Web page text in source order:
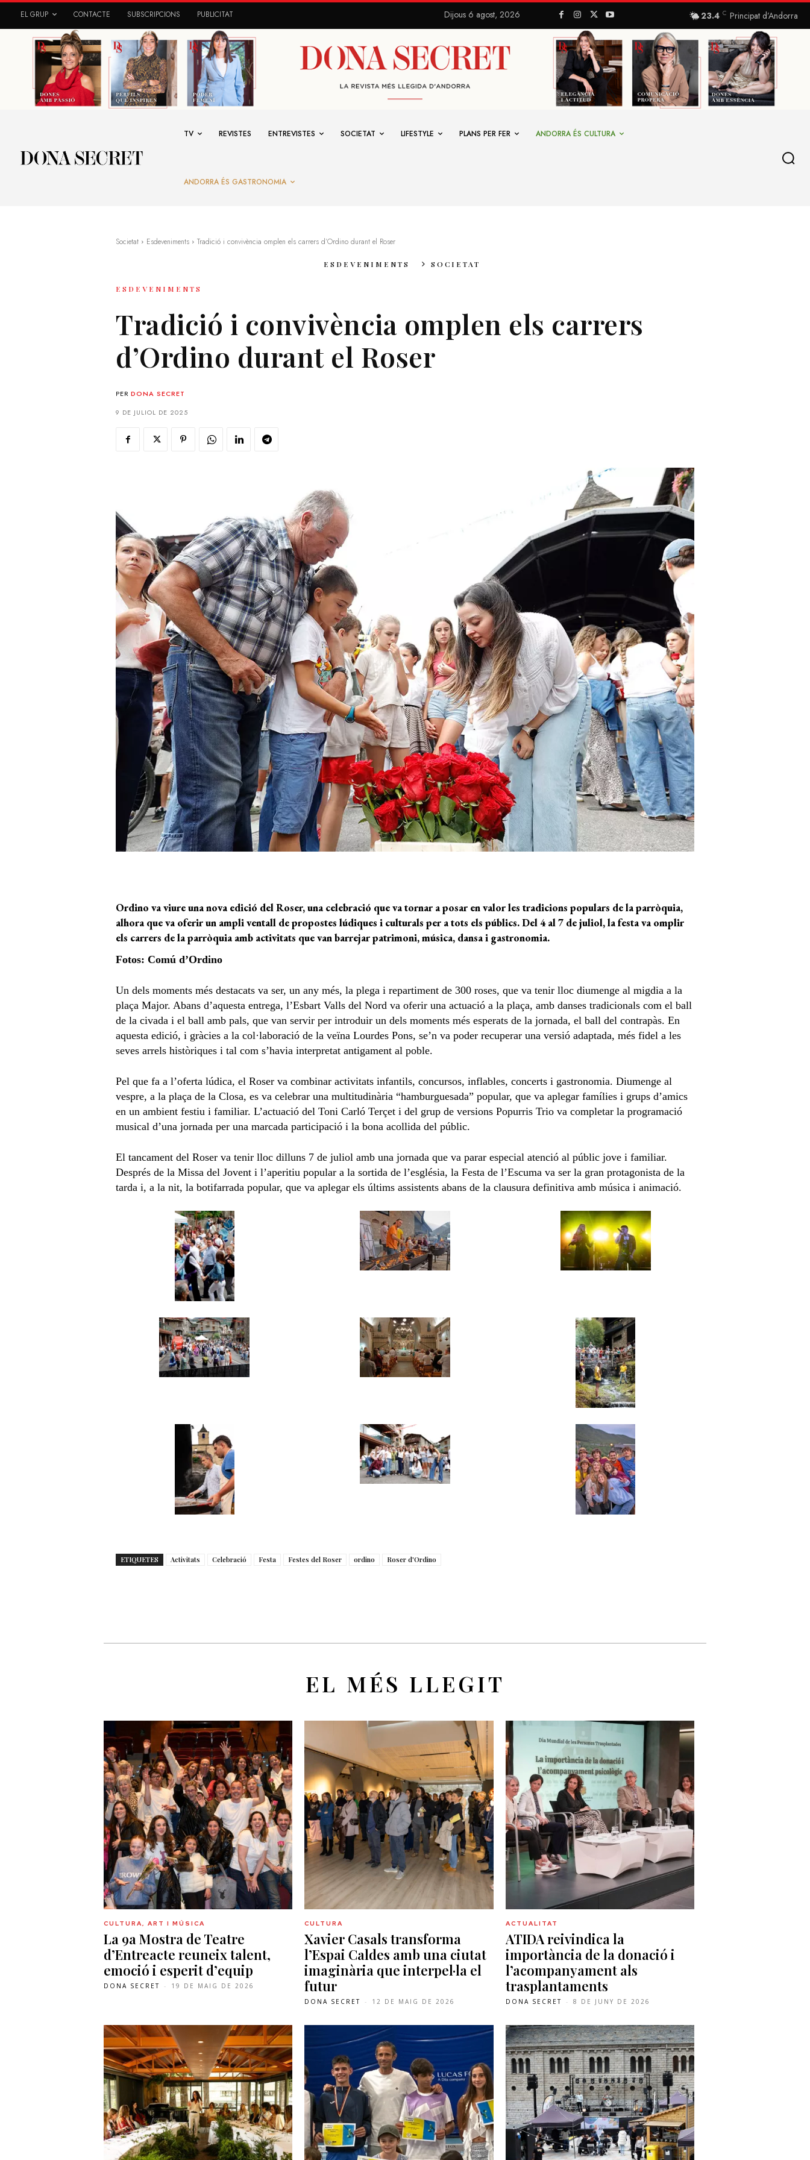
EL GRUP CONTACTE SUBSCRIPCIONS PUBLICITAT Dijous 6 agost, 2026 23.4 C Principat d’Andorra
TV REVISTES ENTREVISTES SOCIETAT LIFESTYLE PLANS PER FER ANDORRA ÉS CULTURA
ANDORRA ÉS GASTRONOMIA
Societat Esdeveniments Tradició i convivència omplen els carrers d’Ordino durant el Roser
ESDEVENIMENTS SOCIETAT
ESDEVENIMENTS
Tradició i convivència omplen els carrers
d’Ordino durant el Roser
PER DONA SECRET
9 DE JULIOL DE 2025
Ordino vaviure una nova edició del Roser, una celebració que va tornar a posar en valor les tradicions populars de la parròquia,
alhora que va oferir un ampli ventall de propostes lúdiques i culturals per a tots els públics. Del 4 al 7 de juliol, la festa vaomplir
els carrers de la parròquiaamb activitats que vanbarrejar patrimoni, música, dansai gastronomia.
Fotos: Comú d’Ordino
Un dels moments més destacats va ser, un any més, la plega i repartiment de 300 roses, que va tenir lloc diumenge al migdia a la
plaça Major. Abans d’aquesta entrega, l’Esbart Valls del Nord va oferir una actuació a la plaça, amb danses tradicionals com el ball
de la civada i el ball amb pals, que van servir per introduir un dels moments més esperats de la jornada, el ball del contrapàs. En
aquesta edició, i gràcies a la col·laboració de la veïna Lourdes Pons, se’n va poder recuperar una versió adaptada, més fidel a les
seves arrels històriques i tal com s’havia interpretat antigament al poble.
Pel que fa a l’oferta lúdica, el Roser va combinar activitats infantils, concursos, inflables, concerts i gastronomia. Diumenge al
vespre, a la plaça de la Closa, es va celebrar una multitudinària “hamburguesada” popular, que va aplegar famílies i grups d’amics
en un ambient festiu i familiar. L’actuació del Toni Carló Terçet i del grup de versions Popurris Trio va completar la programació
musical d’una jornada per una marcada participació i la bona acollida del públic.
El tancament del Roser va tenir lloc dilluns 7 de juliol amb una jornada que va parar especial atenció al públic jove i familiar.
Després de la Missa del Jovent i l’aperitiu popular a la sortida de l’església, la Festa de l’Escuma va ser la gran protagonista de la
tarda i, a la nit, la botifarrada popular, que va aplegar els últims assistents abans de la clausura definitiva amb música i animació.
ETIQUETES Activitats Celebració Festa Festes del Roser ordino Roser d'Ordino
EL MÉS LLEGIT
CULTURA, ART I MÚSICA
La 9a Mostra de Teatre
d’Entreacte reuneix talent,
emoció i esperit d’equip
DONA SECRET - 19 DE MAIG DE 2026
CULTURA
Xavier Casals transforma
l’Espai Caldes amb una ciutat
imaginària que interpel·la el
futur
DONA SECRET - 12 DE MAIG DE 2026
ACTUALITAT
ATIDA reivindica la
importància de la donació i
l’acompanyament als
trasplantaments
DONA SECRET - 8 DE JUNY DE 2026